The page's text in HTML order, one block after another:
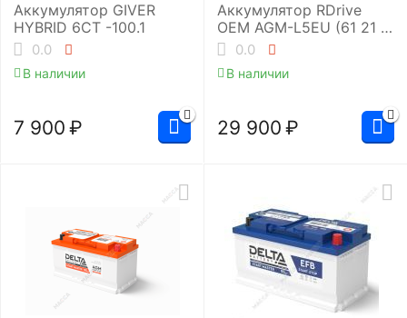
Аккумулятор GIVER
HYBRID 6CT -100.1
0.0
В наличии
7 900 ₽
Аккумулятор RDrive
OEM AGM-L5EU (61 21 6
924 023 )
0.0
В наличии
29 900 ₽